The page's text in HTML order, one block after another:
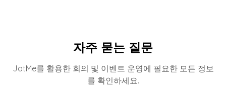
자주 묻는 질문
JotMe를 활용한 회의 및 이벤트 운영에 필요한 모든 정보
를 확인하세요.